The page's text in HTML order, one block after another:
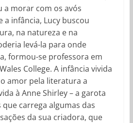
a morar com os avós
infância, Lucy buscou
na natureza e na
levá-la para onde
formou-se professora em
College. A infância vivida
amor pela literatura a
à Anne Shirley – a garota
carrega algumas das
da sua criadora, que